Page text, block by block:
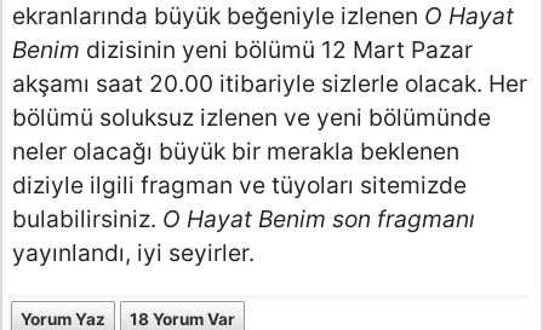
ekranlarında büyük beğeniyle izlenen O Hayat
Benim dizisinin yeni bölümü 12 Mart Pazar
akşamı saat 20.00 itibariyle sizlerle olacak. Her
bölümü soluksuz izlenen ve yeni bölümünde
neler olacağı büyük bir merakla beklenen
diziyle ilgili fragman ve tüyoları sitemizde
bulabilirsiniz. O Hayat Benim son fragmanı
yayınlandı, iyi seyirler.
Yorum Yaz 18 Yorum Var